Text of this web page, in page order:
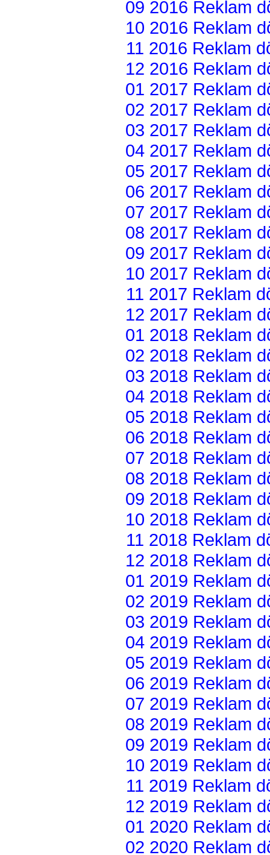
09 2016 Reklam
10 2016 Reklam
11 2016 Reklam
12 2016 Reklam
01 2017 Reklam
02 2017 Reklam
03 2017 Reklam
04 2017 Reklam
05 2017 Reklam
06 2017 Reklam
07 2017 Reklam
08 2017 Reklam
09 2017 Reklam
10 2017 Reklam
11 2017 Reklam
12 2017 Reklam
01 2018 Reklam
02 2018 Reklam
03 2018 Reklam
04 2018 Reklam
05 2018 Reklam
06 2018 Reklam
07 2018 Reklam
08 2018 Reklam
09 2018 Reklam
10 2018 Reklam
11 2018 Reklam
12 2018 Reklam
01 2019 Reklam
02 2019 Reklam
03 2019 Reklam
04 2019 Reklam
05 2019 Reklam
06 2019 Reklam
07 2019 Reklam
08 2019 Reklam
09 2019 Reklam
10 2019 Reklam
11 2019 Reklam
12 2019 Reklam
01 2020 Reklam
02 2020 Reklam